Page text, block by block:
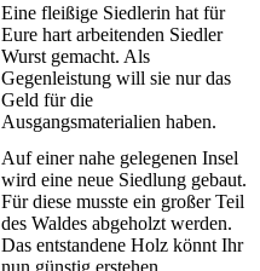
Eine fleißige Siedlerin hat für
Eure hart arbeitenden Siedler
Wurst gemacht. Als
Gegenleistung will sie nur das
Geld für die
Ausgangsmaterialien haben.
Auf einer nahe gelegenen Insel
wird eine neue Siedlung gebaut.
Für diese musste ein großer Teil
des Waldes abgeholzt werden.
Das entstandene Holz könnt Ihr
nun günstig erstehen.